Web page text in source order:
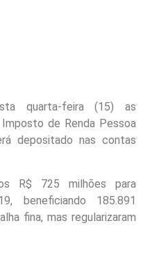
quarta-feira (15) as
de Renda Pessoa
depositado nas contas
R$ 725 milhões para
beneficiando 185.891
fina, mas regularizaram